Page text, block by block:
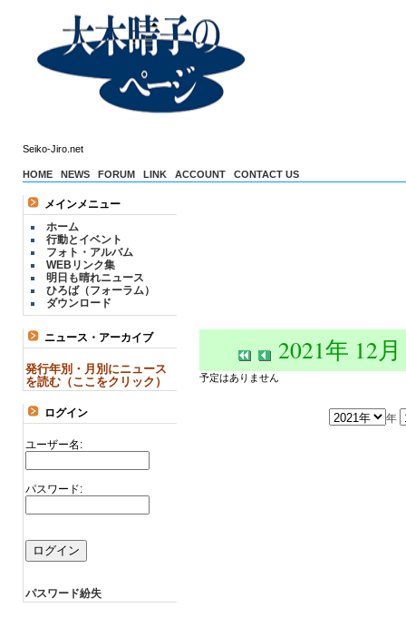
Seiko-Jiro.net
HOME NEWS FORUM LINK ACCOUNT CONTACT US
メインメニュー
ホーム
行動とイベント
フォト・アルバム
WEBリンク集
明日も晴れニュース
ひろば（フォーラム）
ダウンロード
ニュース・アーカイブ
発行年別・月別にニュース
を読む（ここをクリック）
ログイン
ユーザー名:
パスワード:
パスワード紛失
2021年 12
予定はありません
年